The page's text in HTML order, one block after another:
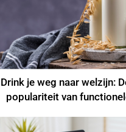
Drink je weg naar welzijn:
populariteit van